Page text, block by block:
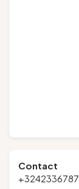
Contact
+3242336787